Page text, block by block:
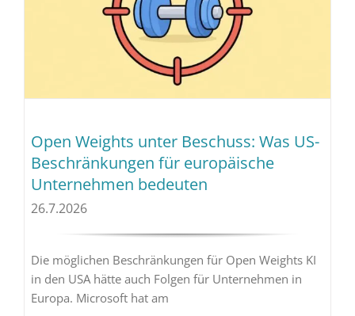
Open Weights unter Beschuss: Was US-
Beschränkungen für europäische
Unternehmen bedeuten
26.7.2026
Die möglichen Beschränkungen für Open Weights KI
in den USA hätte auch Folgen für Unternehmen in
Europa. Microsoft hat am